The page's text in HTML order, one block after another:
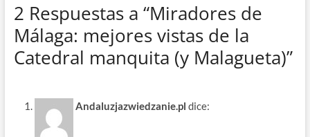
2 Respuestas a “Miradores de
Málaga: mejores vistas de la
Catedral manquita (y Malagueta)”
Andaluzjazwiedzanie.pl dice: